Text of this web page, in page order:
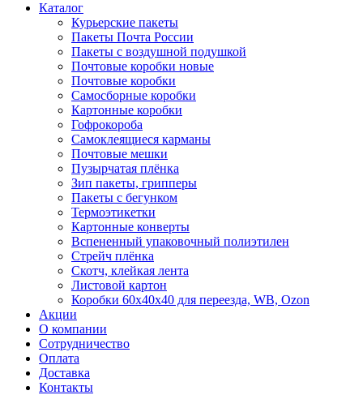
Каталог
Курьерские пакеты
Пакеты Почта России
Пакеты с воздушной подушкой
Почтовые коробки новые
Почтовые коробки
Самосборные коробки
Картонные коробки
Гофрокороба
Самоклеящиеся карманы
Почтовые мешки
Пузырчатая плёнка
Зип пакеты, грипперы
Пакеты с бегунком
Термоэтикетки
Картонные конверты
Вспененный упаковочный полиэтилен
Стрейч плёнка
Скотч, клейкая лента
Листовой картон
Коробки 60х40х40 для переезда, WB, Ozon
Акции
О компании
Сотрудничество
Оплата
Доставка
Контакты